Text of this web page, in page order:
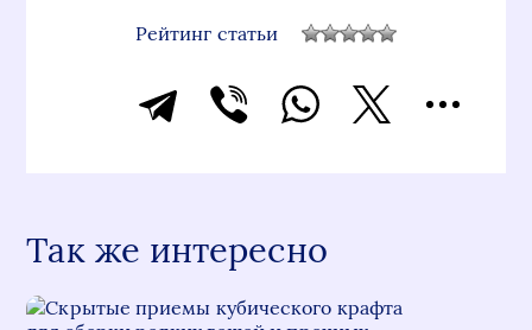
Рейтинг статьи
Так же интересно